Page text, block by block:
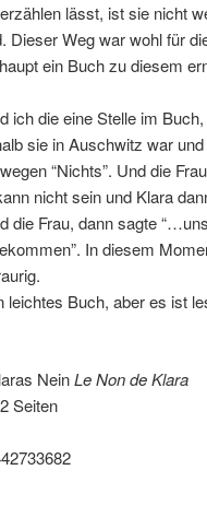
lässt, ist sie nicht
Dieser Weg war wohl für
ein Buch zu diesem
ich die eine Stelle im
sie in Auschwitz war
“Nichts”. Und die
nicht sein und Klara
die Frau, dann sagte
In diesem
leichtes Buch, aber es ist
NeinLe Non de Klara
Seiten